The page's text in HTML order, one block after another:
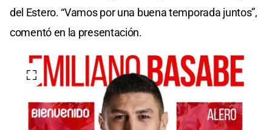
del Estero. “Vamos por una buena temporada juntos”,
comentó en la presentación.